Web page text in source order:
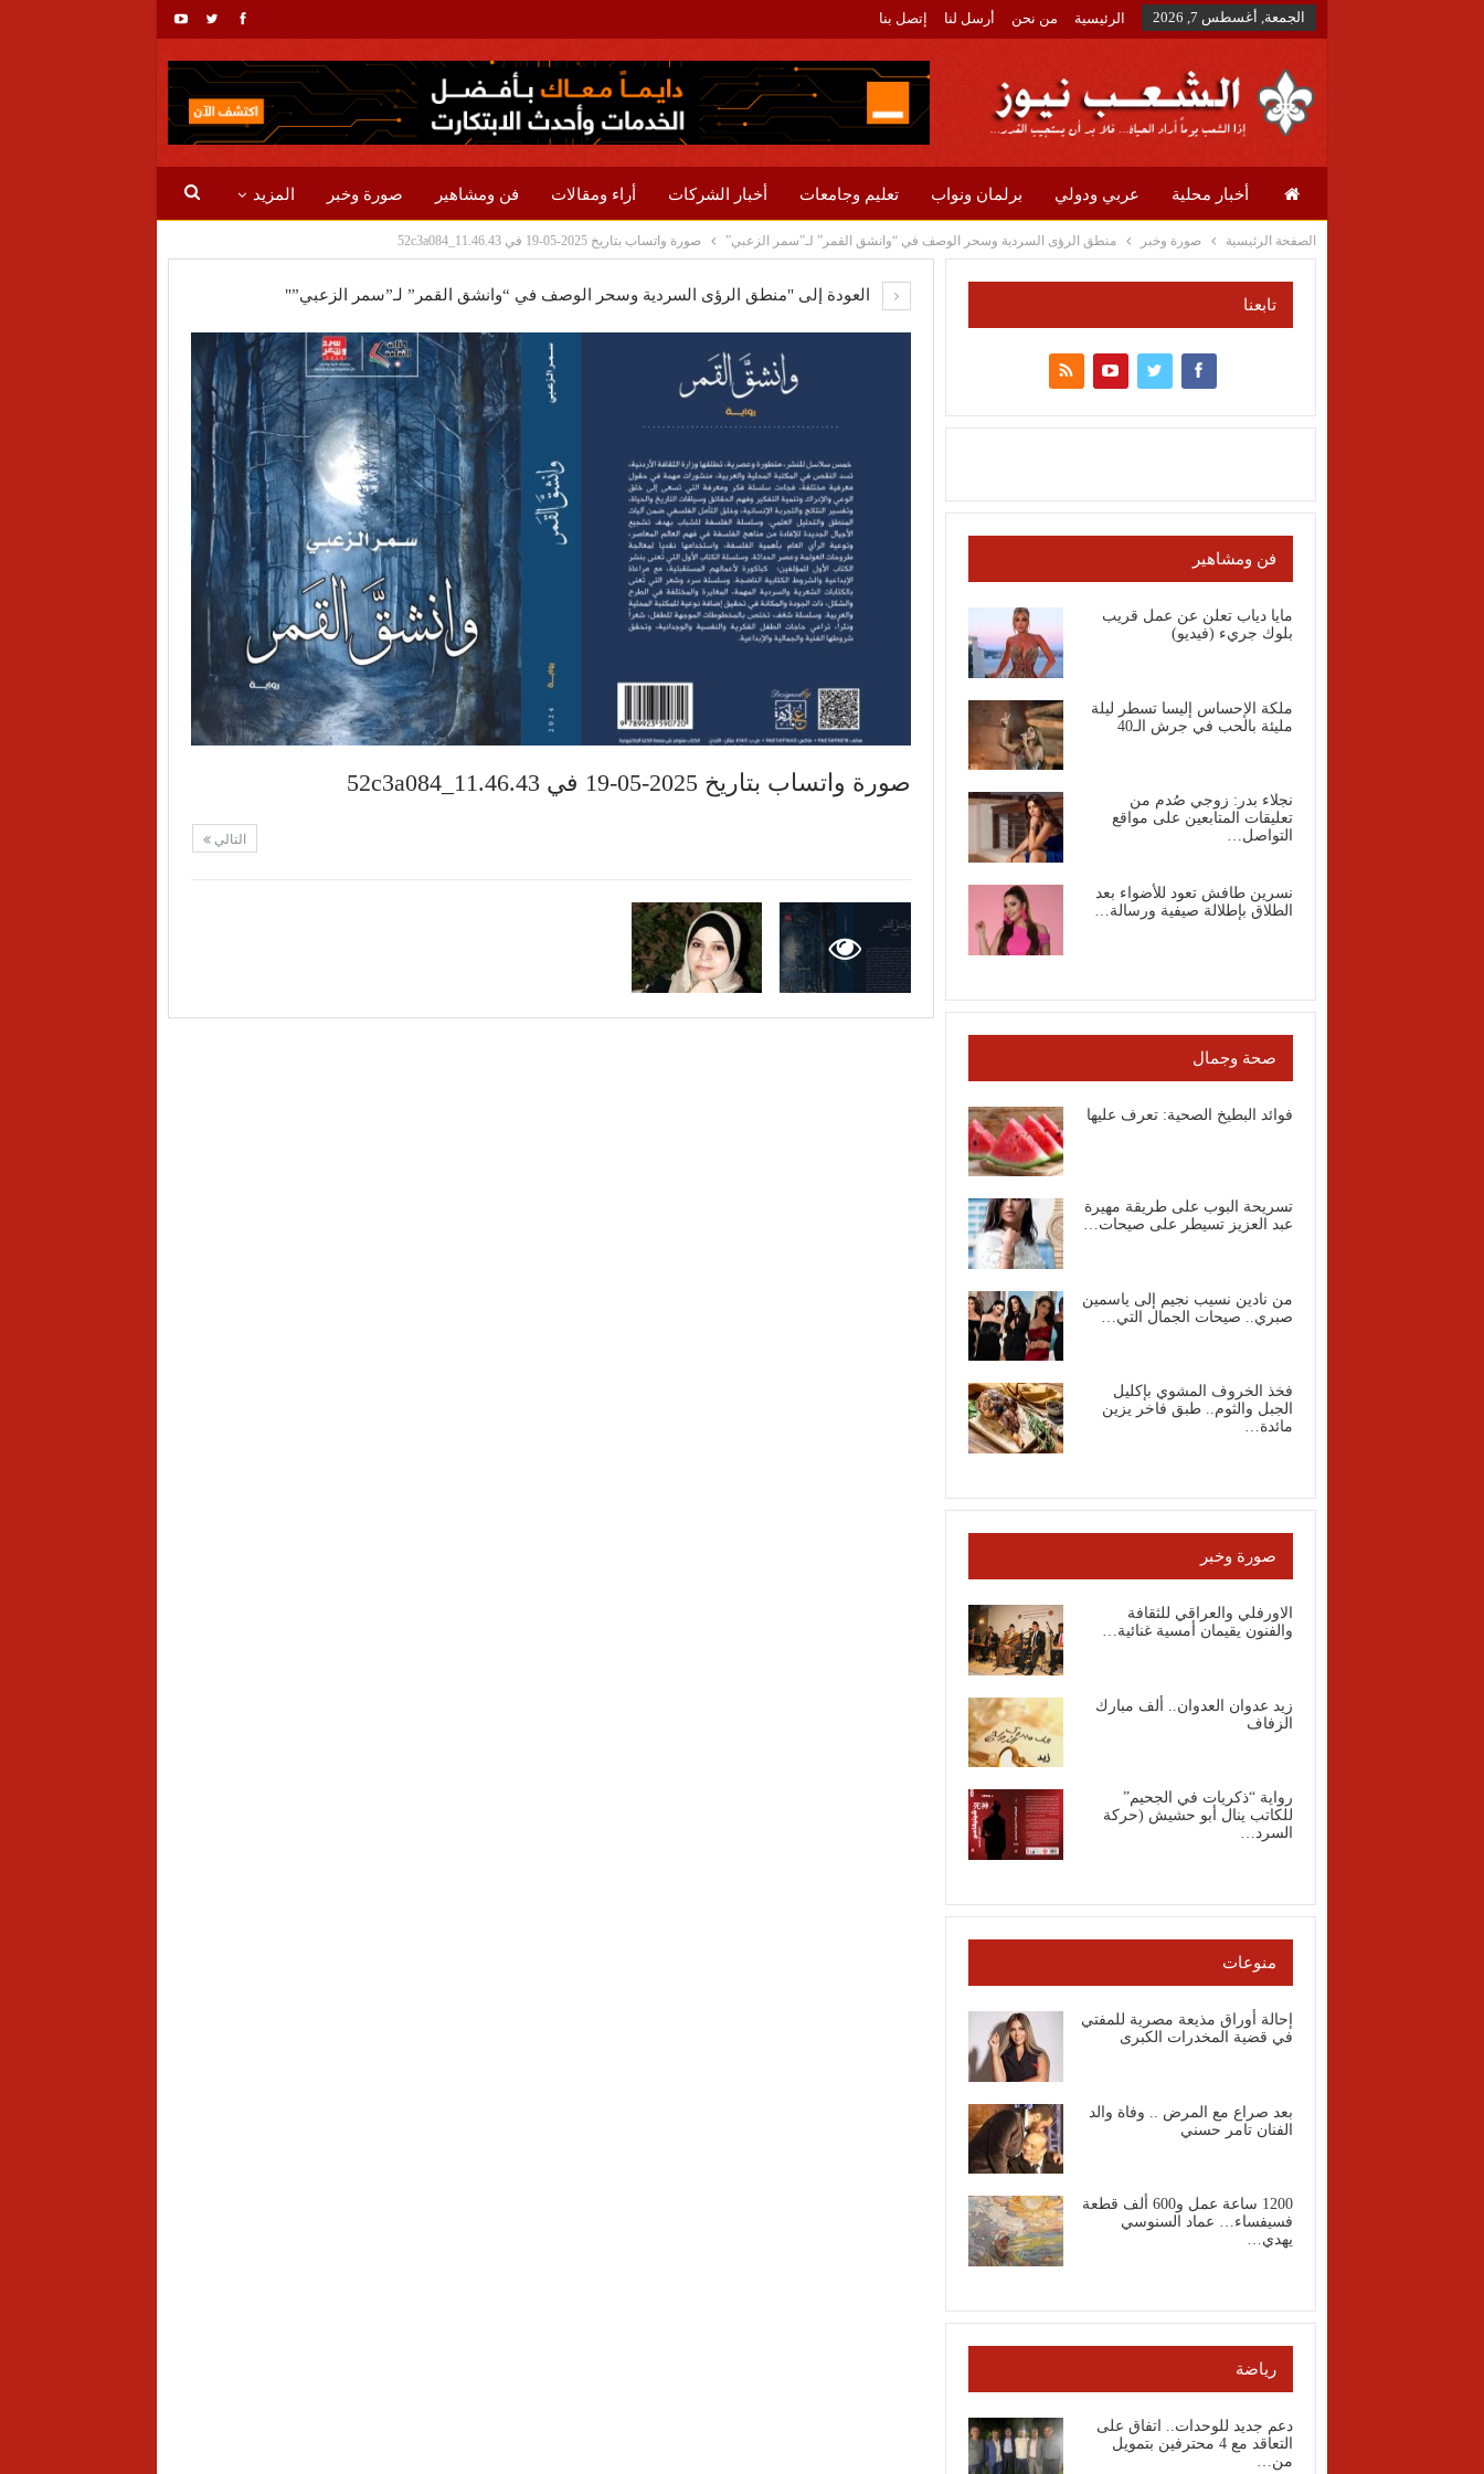
الجمعة, أغسطس 7, 2026 الرئيسية من نحن أرسل لنا إتصل بنا
أخبار محلية عربي ودولي برلمان ونواب تعليم وجامعات أخبار الشركات أراء ومقالات فن ومشاهير صورة وخبر المزيد
الصفحة الرئيسية صورة وخبر منطق الرؤى السردية وسحر الوصف في “وانشق القمر” لـ”سمر الزعبي” صورة واتساب بتاريخ 2025-05-19 في 11.46.43_52c3a084
العودة إلى "منطق الرؤى السردية وسحر الوصف في “وانشق القمر” لـ”سمر الزعبي”"
صورة واتساب بتاريخ 2025-05-19 في 11.46.43_52c3a084
التالي
تابعنا
فن ومشاهير
مايا دياب تعلن عن عمل قريب
بلوك جريء (فيديو)
ملكة الإحساس إليسا تسطر ليلة
مليئة بالحب في جرش الـ40
نجلاء بدر: زوجي صُدم من
تعليقات المتابعين على مواقع
التواصل…
نسرين طافش تعود للأضواء بعد
الطلاق بإطلالة صيفية ورسالة…
صحة وجمال
فوائد البطيخ الصحية: تعرف عليها
تسريحة البوب على طريقة مهيرة
عبد العزيز تسيطر على صيحات…
من نادين نسيب نجيم إلى ياسمين
صبري.. صيحات الجمال التي…
فخذ الخروف المشوي بإكليل
الجبل والثوم.. طبق فاخر يزين
مائدة…
صورة وخبر
الاورفلي والعراقي للثقافة
والفنون يقيمان أمسية غنائية…
زيد عدوان العدوان.. ألف مبارك
الزفاف
رواية “ذكريات في الجحيم”
للكاتب ينال أبو حشيش (حركة
السرد…
منوعات
إحالة أوراق مذيعة مصرية للمفتي
في قضية المخدرات الكبرى
بعد صراع مع المرض .. وفاة والد
الفنان تامر حسني
1200 ساعة عمل و600 ألف قطعة
فسيفساء… عماد السنوسي
يهدي…
رياضة
دعم جديد للوحدات.. اتفاق على
التعاقد مع 4 محترفين بتمويل
من…